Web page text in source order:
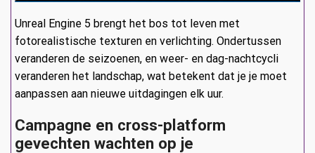
Unreal Engine 5 brengt het bos tot leven met
fotorealistische texturen en verlichting. Ondertussen
veranderen de seizoenen, en weer- en dag-nachtcycli
veranderen het landschap, wat betekent dat je je moet
aanpassen aan nieuwe uitdagingen elk uur.
Campagne en cross-platform
gevechten wachten op je